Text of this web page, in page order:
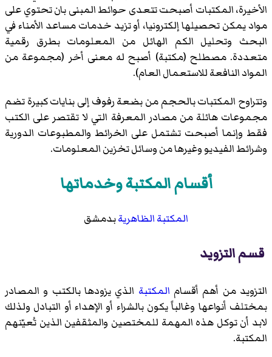
الأخيرة، المكتبات أصبحت تتعدى حوائط المبنى بان تحتوي على
مواد يمكن تحصيلها إلكترونيا، أو تزيد خدمات مساعد الأمناء في
البحث وتحليل الكم الهائل من المعلومات بطرق رقمية
متعددة. مصطلح (مكتبة) أصبح له معنى أخر (مجموعة من
المواد النافعة للاستعمال العام).
وتتراوح المكتبات بالحجم من بضعة رفوف إلى بنايات كبيرة تضم
مجموعات هائلة من مصادر المعرفة التي لا تقتصر على الكتب
فقط وإنما أصبحت تشتمل على الخرائط والمطبوعات الدورية
وشرائط الفيديو وغيرها من وسائل تخزين المعلومات.
أقسام المكتبة وخدماتها
المكتبة الظاهريةبدمشق
قسم التزويد
التزويد من أهم أقسام المكتبة الذي يزودها بالكتب و المصادر
بمختلف أنواعها وغالباً يكون بالشراء أو الإهداء أو التبادل ولذلك
لابد أن توكل هذه المهمة للمختصين والمثقفين الذين تُعيّنهم
المكتبة.